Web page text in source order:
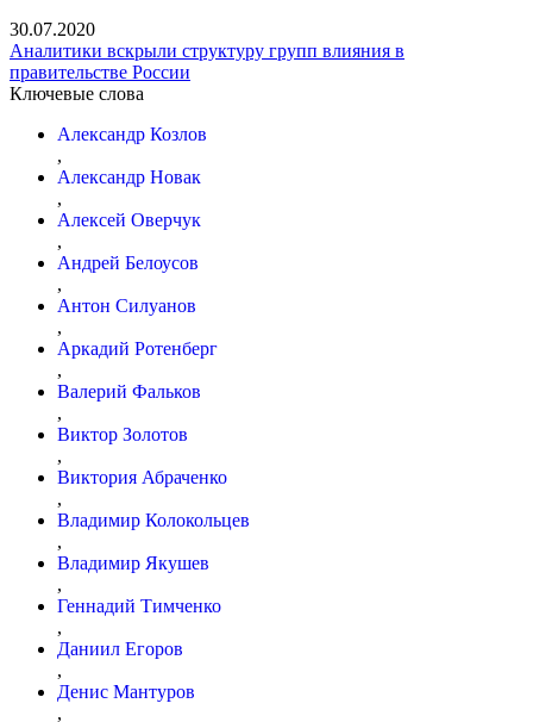
30.07.2020
Аналитики вскрыли структуру групп влияния в
правительстве России
Ключевые слова
Александр Козлов
,
Александр Новак
,
Алексей Оверчук
,
Андрей Белоусов
,
Антон Силуанов
,
Аркадий Ротенберг
,
Валерий Фальков
,
Виктор Золотов
,
Виктория Абраченко
,
Владимир Колокольцев
,
Владимир Якушев
,
Геннадий Тимченко
,
Даниил Егоров
,
Денис Мантуров
,